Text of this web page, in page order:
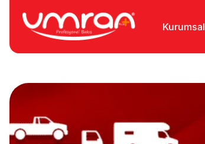
Kurumsal